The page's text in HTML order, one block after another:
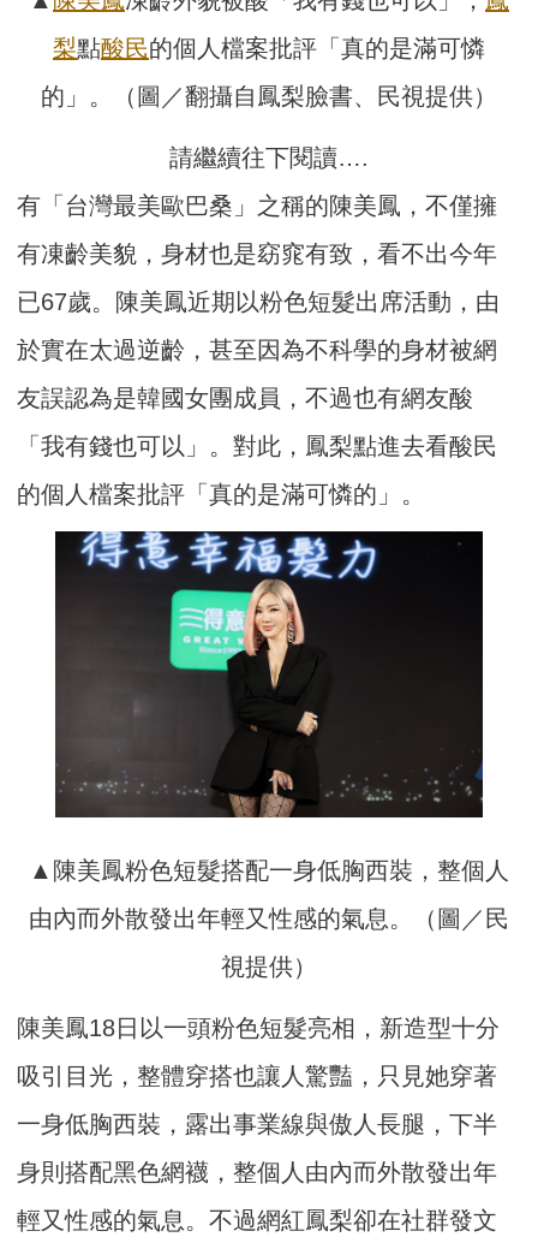
梨點酸民的個人檔案批評「真的是滿可憐
的」。（圖／翻攝自鳳梨臉書、民視提供）
請繼續往下閱讀….
有「台灣最美歐巴桑」之稱的陳美鳳，不僅擁
有凍齡美貌，身材也是窈窕有致，看不出今年
已67歲。陳美鳳近期以粉色短髮出席活動，由
於實在太過逆齡，甚至因為不科學的身材被網
友誤認為是韓國女團成員，不過也有網友酸
「我有錢也可以」。對此，鳳梨點進去看酸民
的個人檔案批評「真的是滿可憐的」。
▲陳美鳳粉色短髮搭配一身低胸西裝，整個人
由內而外散發出年輕又性感的氣息。（圖／民
視提供）
陳美鳳18日以一頭粉色短髮亮相，新造型十分
吸引目光，整體穿搭也讓人驚豔，只見她穿著
一身低胸西裝，露出事業線與傲人長腿，下半
身則搭配黑色網襪，整個人由內而外散發出年
輕又性感的氣息。不過網紅鳳梨卻在社群發文